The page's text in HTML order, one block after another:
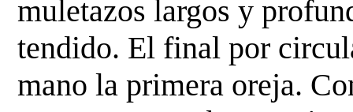
muletazos largos y
tendido. El final por
mano la primera oreja.